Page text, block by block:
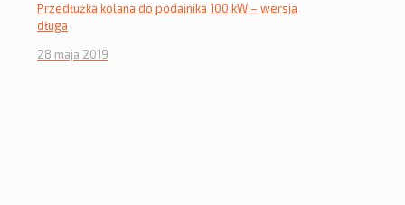
Przedłużka kolana do podajnika 100 kW – wersja
długa
28 maja 2019